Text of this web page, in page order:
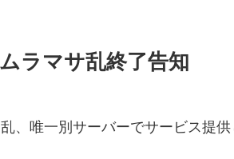
ラマサ乱終了告知
、唯一別サーバーでサービス提供